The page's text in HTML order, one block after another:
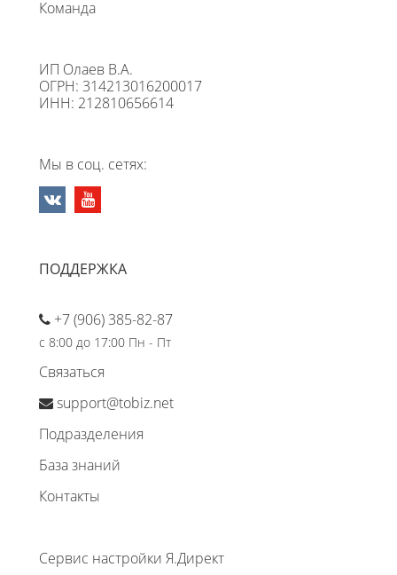
Команда
ИП Олаев В.А.
ОГРН: 314213016200017
ИНН: 212810656614
Мы в соц. сетях:
ПОДДЕРЖКА
+7 (906) 385-82-87
с 8:00 до 17:00 Пн - Пт
Связаться
support@tobiz.net
Подразделения
База знаний
Контакты
Сервис настройки Я.Директ